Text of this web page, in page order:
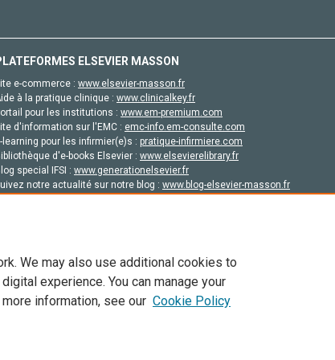
ELSEVIER MASSON
e-commerce : www.elsevier-masson.fr
à la pratique clinique : www.clinicalkey.fr
pour les institutions : www.em-premium.com
d'information sur l'EMC : emc-info.em-consulte.com
learning pour les infirmier(e)s : pratique-infirmiere.com
d'e-books Elsevier : www.elsevierelibrary.fr
special IFSI : www.generationelsevier.fr
notre actualité sur notre blog : www.blog-elsevier-masson.fr
concédants de licence et ses contributeurs. Tout les droits sont réservés,
Pour tout contenu en libre accès, les conditions de licence
We may also use additional cookies to
experience. You can manage your
more information, see our Cookie Policy